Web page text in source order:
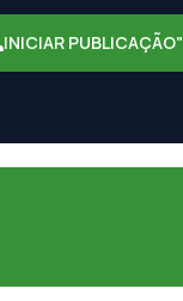
INICIAR PUBLICAÇÃO"